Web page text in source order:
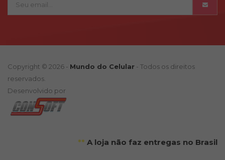
Copyright © 2026 - Mundo do Celular - Todos os direitos
reservados.
Desenvolvido por
** A loja não faz entregas no Brasil